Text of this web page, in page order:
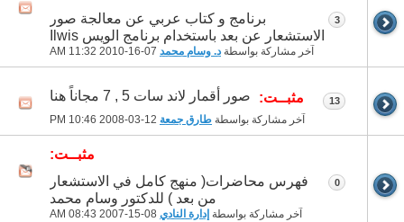
برنامج و كتاب عربي عن معالجة صور
الاستشعار عن بعد باستخدام برنامج الويس Ilwis
آخر مشاركة بواسطةد. وسام محمد 11:32 AM
3
مثبــت: صور أقمار لاند سات 5 , 7 مجاناً هنا
آخر مشاركة بواسطة طارق جمعة 10:46 PM
13
مثبــت:
فهرس محاضرات( منهج كامل في الاستشعار
من بعد ) للدكتور وسام محمد
آخر مشاركة بواسطة إدارة النادي 08:43 AM
0